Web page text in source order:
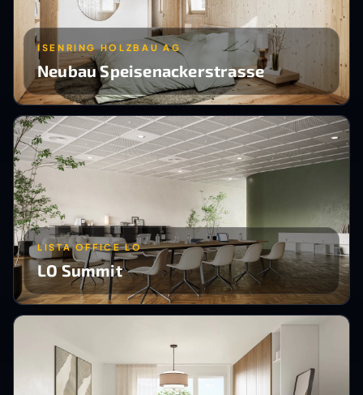
ISENRING HOLZBAU AG
Neubau Speisenackerstrasse
LISTA OFFICE LO
LO Summit